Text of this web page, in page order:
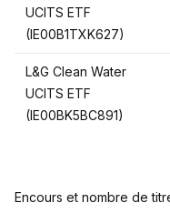
UCITS ETF
(IE00B1TXK627)
L&G Clean Water
UCITS ETF
(IE00BK5BC891)
Encours et nombre de